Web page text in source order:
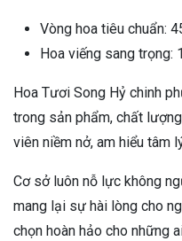
Vòng hoa tiêu chuẩn:
Hoa viếng sang trọng:
Hoa Tươi Song Hỷ chinh
trong sản phẩm, chất
viên niềm nở, am hiểu tâm
Cơ sở luôn nỗ lực không
mang lại sự hài lòng cho
chọn hoàn hảo cho những